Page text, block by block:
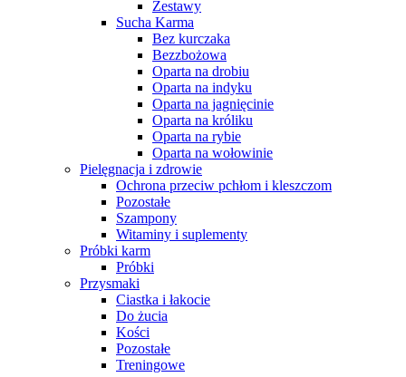
Zestawy
Sucha Karma
Bez kurczaka
Bezzbożowa
Oparta na drobiu
Oparta na indyku
Oparta na jagnięcinie
Oparta na króliku
Oparta na rybie
Oparta na wołowinie
Pielęgnacja i zdrowie
Ochrona przeciw pchłom i kleszczom
Pozostałe
Szampony
Witaminy i suplementy
Próbki karm
Próbki
Przysmaki
Ciastka i łakocie
Do żucia
Kości
Pozostałe
Treningowe